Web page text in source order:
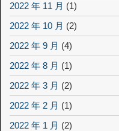
2022 年 11 月 (1)
2022 年 10 月 (2)
2022 年 9 月 (4)
2022 年 8 月 (1)
2022 年 3 月 (2)
2022 年 2 月 (1)
2022 年 1 月 (2)